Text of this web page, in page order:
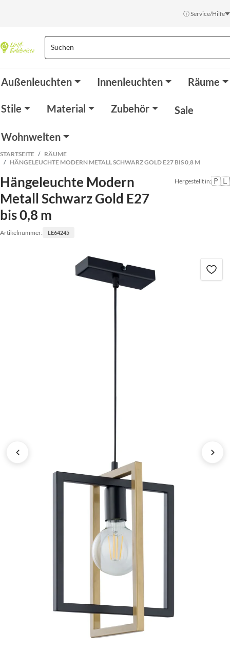
ⓘ Service/Hilfe
Außenleuchten Innenleuchten Räume
Stile Material Zubehör Sale
Wohnwelten
STARTSEITE
RÄUME
HÄNGELEUCHTE MODERN METALL SCHWARZ GOLD E27 BIS 0,8 M
Hängeleuchte Modern
Metall Schwarz Gold E27
bis 0,8 m
Artikelnummer: LE64245
Hergestellt in:🇵🇱